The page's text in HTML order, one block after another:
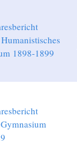
1898-1899